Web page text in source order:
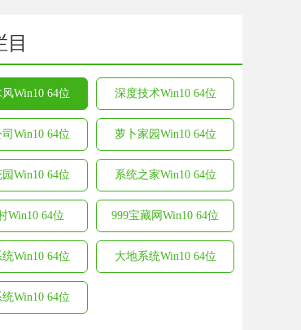
目
Win10 64位 深度技术Win10 64位
Win10 64位 萝卜家园Win10 64位
Win10 64位 系统之家Win10 64位
Win10 64位 999宝藏网Win10 64位
Win10 64位 大地系统Win10 64位
Win10 64位